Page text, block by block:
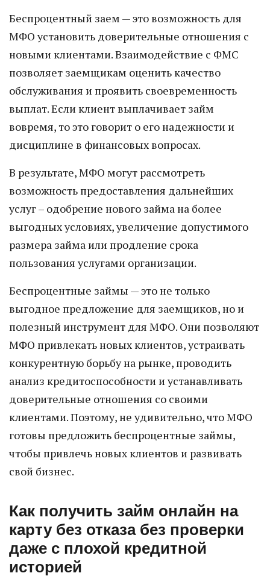
Беспроцентный заем — это возможность для
МФО установить доверительные отношения с
новыми клиентами. Взаимодействие с ФМС
позволяет заемщикам оценить качество
обслуживания и проявить своевременность
выплат. Если клиент выплачивает займ
вовремя, то это говорит о его надежности и
дисциплине в финансовых вопросах.
В результате, МФО могут рассмотреть
возможность предоставления дальнейших
услуг – одобрение нового займа на более
выгодных условиях, увеличение допустимого
размера займа или продление срока
пользования услугами организации.
Беспроцентные займы — это не только
выгодное предложение для заемщиков, но и
полезный инструмент для МФО. Они позволяют
МФО привлекать новых клиентов, устраивать
конкурентную борьбу на рынке, проводить
анализ кредитоспособности и устанавливать
доверительные отношения со своими
клиентами. Поэтому, не удивительно, что МФО
готовы предложить беспроцентные займы,
чтобы привлечь новых клиентов и развивать
свой бизнес.
Как получить займ онлайн на
карту без отказа без проверки
даже с плохой кредитной
историей